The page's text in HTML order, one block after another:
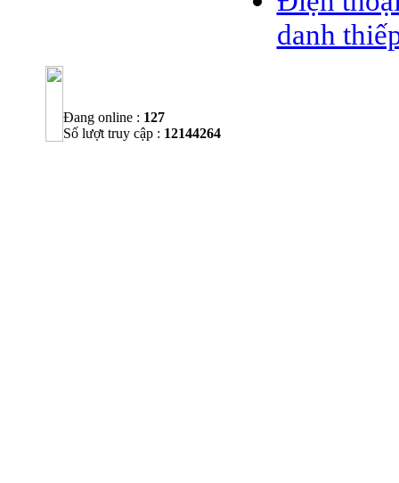
danh
Đang online : 127
Số lượt truy cập : 12144264